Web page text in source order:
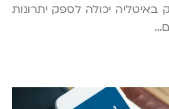
יכולה לספק יתרונות